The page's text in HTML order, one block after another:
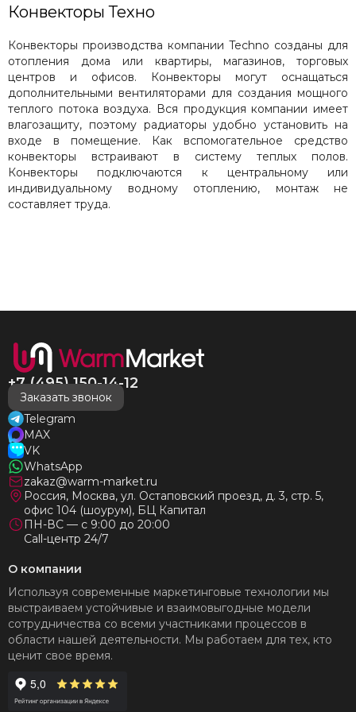
Конвекторы Техно
Конвекторы производства компании Techno созданы для
отопления дома или квартиры, магазинов, торговых
центров и офисов. Конвекторы могут оснащаться
дополнительными вентиляторами для создания мощного
теплого потока воздуха. Вся продукция компании имеет
влагозащиту, поэтому радиаторы удобно установить на
входе в помещение. Как вспомогательное средство
конвекторы встраивают в систему теплых полов.
Конвекторы подключаются к центральному или
индивидуальному водному отоплению, монтаж не
составляет труда.
+7 (495) 150-14-12
Заказать звонок
Telegram
MAX
VK
WhatsApp
zakaz@warm-market.ru
Россия, Москва, ул. Остаповский проезд, д. 3, стр. 5,
офис 104 (шоурум), БЦ Капитал
ПН-ВС — с 9:00 до 20:00
Call-центр 24/7
О компании
Используя современные маркетинговые технологии мы
выстраиваем устойчивые и взаимовыгодные модели
сотрудничества со всеми участниками процессов в
области нашей деятельности. Мы работаем для тех, кто
ценит свое время.